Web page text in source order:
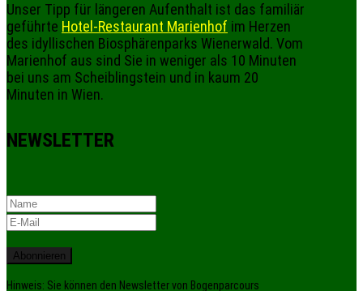
Unser Tipp für längeren Aufenthalt ist das familiär
geführte Hotel-Restaurant Marienhof im Herzen
des idyllischen Biosphärenparks Wienerwald. Vom
Marienhof aus sind Sie in weniger als 10 Minuten
bei uns am Scheiblingstein und in kaum 20
Minuten in Wien.
NEWSLETTER
Abonnieren
Hinweis: Sie können den Newsletter von Bogenparcours